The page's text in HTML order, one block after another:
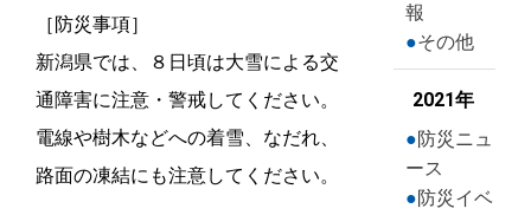
［防災事項］
新潟県では、８日頃は大雪による交
通障害に注意・警戒してください。
電線や樹木などへの着雪、なだれ、
路面の凍結にも注意してください。
報
その他
2021年
防災ニュ
ース
防災イベ